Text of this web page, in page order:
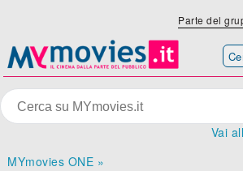
Parte del
Vai
MYmovies ONE »